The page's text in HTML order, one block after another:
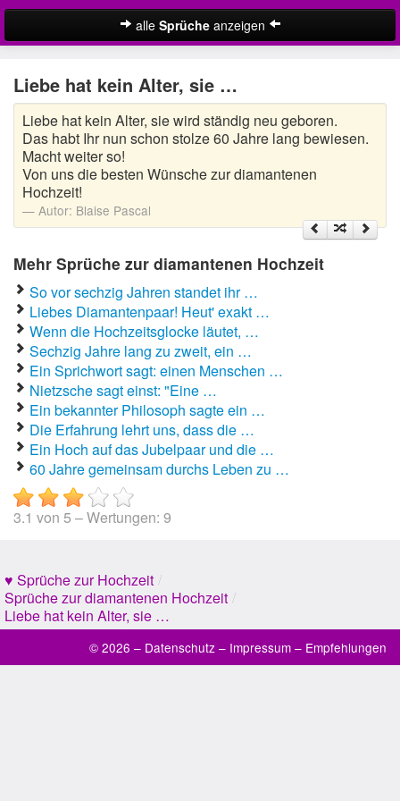
alle Sprücheanzeigen
Hochzeitswünsche
Lustige Hochzeitssprüche
Schöne Hochzeitssprüche
Sprüche zur diamantenen Hochzeit
Sprüche zur Silberhochzeit
Zufallsspruch
Suche
Liebe hat kein Alter, sie …
Liebe hat kein Alter, sie wird ständig neu geboren.
Das habt Ihr nun schon stolze 60 Jahre lang bewiesen.
Macht weiter so!
Von uns die besten Wünsche zur diamantenen
Hochzeit!
Autor: Blaise Pascal
Mehr Sprüche zur diamantenen Hochzeit
So vor sechzig Jahren standet ihr …
Liebes Diamantenpaar! Heut' exakt …
Wenn die Hochzeitsglocke läutet, …
Sechzig Jahre lang zu zweit, ein …
Ein Sprichwort sagt: einen Menschen …
Nietzsche sagt einst: "Eine …
Ein bekannter Philosoph sagte ein …
Die Erfahrung lehrt uns, dass die …
Ein Hoch auf das Jubelpaar und die …
60 Jahre gemeinsam durchs Leben zu …
3.1 von 5 – Wertungen: 9
♥ Sprüche zur Hochzeit /
Sprüche zur diamantenen Hochzeit /
Liebe hat kein Alter, sie …
© 2026 – Datenschutz – Impressum – Empfehlungen